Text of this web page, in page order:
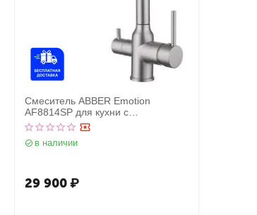
Смеситель ABBER Emotion
AF8814SP для кухни с
подключением фильтра и
выдвижной лейкой, сатин
в наличии
29 900₽